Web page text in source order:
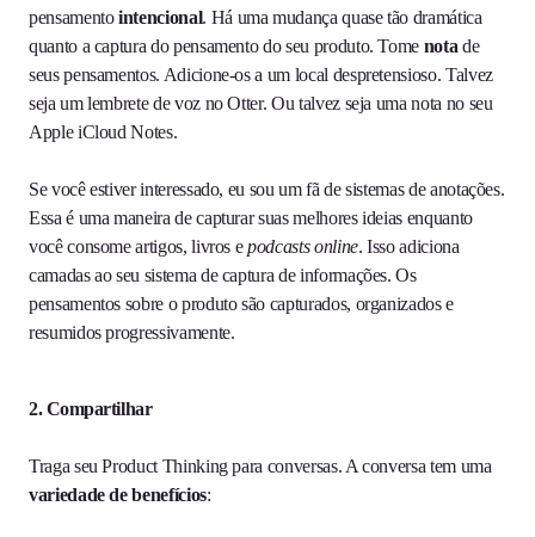
pensamentointencional. Há uma mudança quase tão dramática
quanto a captura do pensamento do seu produto. Tome nota de
seus pensamentos. Adicione-os a um local despretensioso. Talvez
seja um lembrete de voz no Otter. Ou talvez seja uma nota no seu
Apple iCloud Notes.
Se você estiver interessado, eu sou um fã de sistemas de anotações.
Essa é uma maneira de capturar suas melhores ideias enquanto
você consome artigos, livros epodcasts online. Isso adiciona
camadas ao seu sistema de captura de informações. Os
pensamentos sobre o produto são capturados, organizados e
resumidos progressivamente.
2. Compartilhar
Traga seu Product Thinking para conversas. A conversa tem uma
variedade de benefícios: